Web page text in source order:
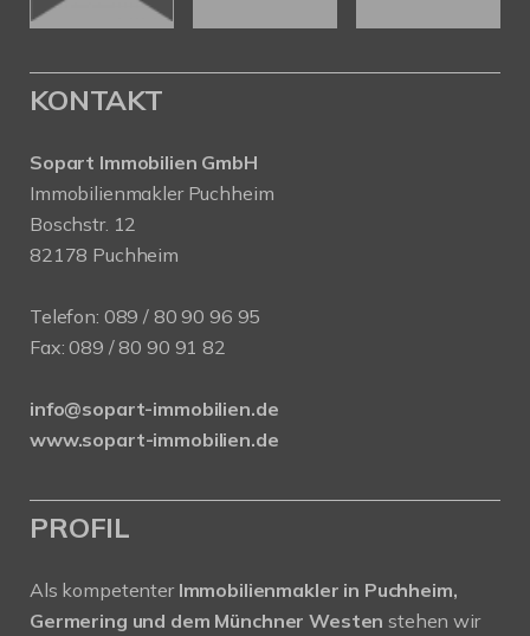
KONTAKT
Sopart Immobilien GmbH
Immobilienmakler Puchheim
Boschstr. 12
82178 Puchheim
Telefon: 089 / 80 90 96 95
Fax: 089 / 80 90 91 82
info@sopart-immobilien.de
www.sopart-immobilien.de
PROFIL
Als kompetenter Immobilienmakler in Puchheim,
Germering und dem Münchner Westen stehen wir